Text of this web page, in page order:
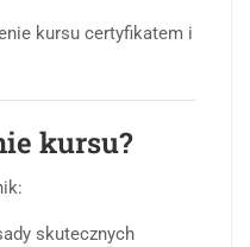
kursu certyfikatem i
kursu?
skutecznych